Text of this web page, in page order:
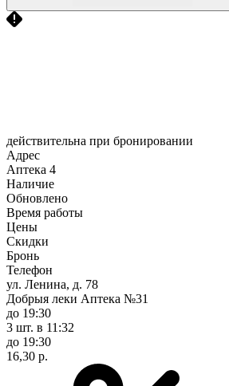
действительна при бронировании
Адрес
Аптека 4
Наличие
Обновлено
Время работы
Цены
Скидки
Бронь
Телефон
ул. Ленина, д. 78
Добрыя леки Аптека №31
до 19:30
3 шт. в 11:32
до 19:30
16,30 р.